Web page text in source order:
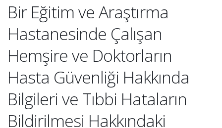
Bir Eğitim ve Araştırma
Hastanesinde Çalışan
Hemşire ve Doktorların
Hasta Güvenliği Hakkında
Bilgileri ve Tıbbi Hataların
Bildirilmesi Hakkındaki